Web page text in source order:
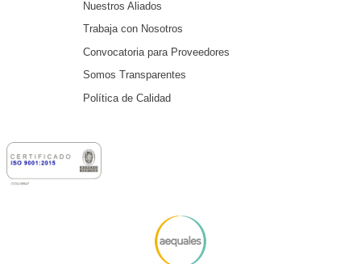
Nuestros Aliados
Trabaja con Nosotros
Convocatoria para Proveedores
Somos Transparentes
Política de Calidad